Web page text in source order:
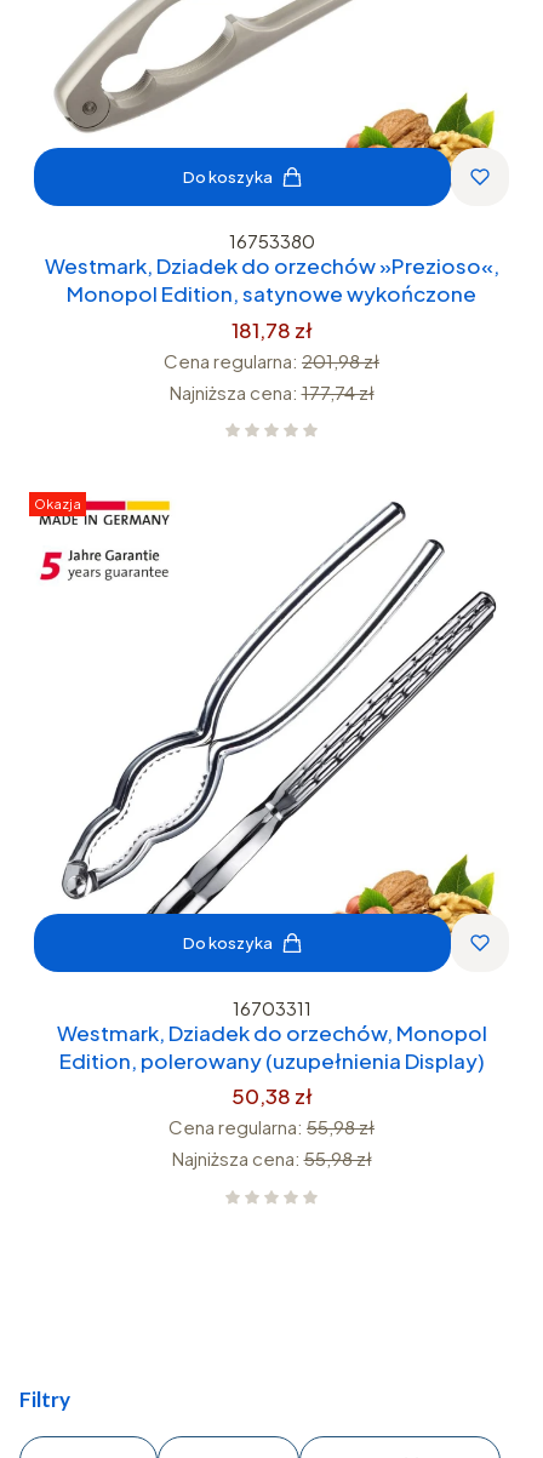
Do koszyka
16753380
Westmark, Dziadek do orzechów »Prezioso«,
Monopol Edition, satynowe wykończone
181,78 zł
Cena regularna: 201,98 zł
Najniższa cena: 177,74 zł
Okazja
Do koszyka
16703311
Westmark, Dziadek do orzechów, Monopol
Edition, polerowany (uzupełnienia Display)
50,38 zł
Cena regularna: 55,98 zł
Najniższa cena: 55,98 zł
Filtry